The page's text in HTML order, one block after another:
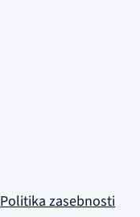
Politika zasebnosti